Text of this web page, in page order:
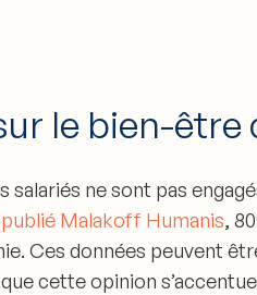
le bien-être
salariés ne sont pas
publié Malakoff Humanis,
. Ces données peuvent
que cette opinion